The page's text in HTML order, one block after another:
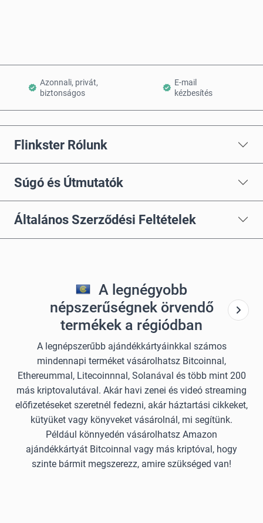
Azonnali, privát,
biztonságos
E-mail
kézbesítés
Flinkster Rólunk
Súgó és Útmutatók
Általános Szerződési Feltételek
A legnégyobb
népszerűségnek örvendő
termékek a régiódban
A legnépszerűbb ajándékkártyáinkkal számos
mindennapi terméket vásárolhatsz Bitcoinnal,
Ethereummal, Litecoinnnal, Solanával és több mint 200
más kriptovalutával. Akár havi zenei és videó streaming
előfizetéseket szeretnél fedezni, akár háztartási cikkeket,
kütyüket vagy könyveket vásárolnál, mi segítünk.
Például könnyedén vásárolhatsz Amazon
ajándékkártyát Bitcoinnal vagy más kriptóval, hogy
szinte bármit megszerezz, amire szükséged van!